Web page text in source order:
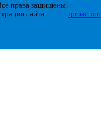
права защищены.
сайта
iproaction